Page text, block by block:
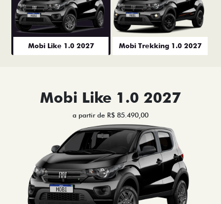
Mobi Like 1.0 2027 Mobi Trekking 1.0 2027
Mobi Like 1.0 2027
a partir de R$ 85.490,00